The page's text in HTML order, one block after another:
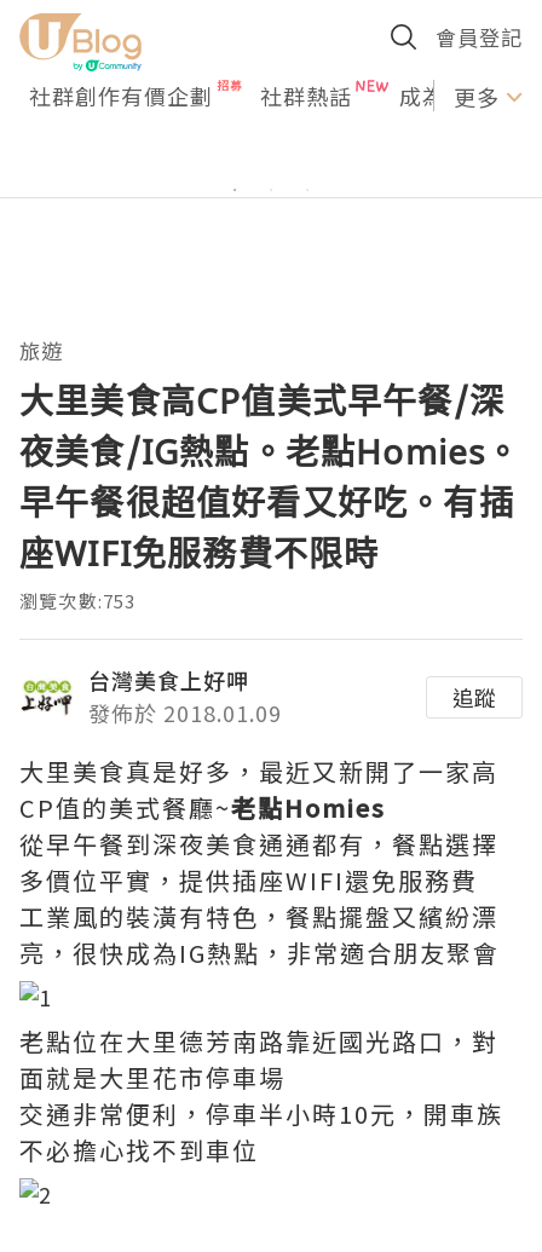
會員登記
社群創作有價企劃 社群熱話 成為U更多
旅遊
大里美食高CP值美式早午餐/深
夜美食/IG熱點。老點Homies。
早午餐很超值好看又好吃。有插
座WIFI免服務費不限時
瀏覽次數:753
台灣美食上好呷
發佈於 2018.01.09
追蹤
大里美食真是好多，最近又新開了一家高
CP值的美式餐廳~老點Homies
從早午餐到深夜美食通通都有，餐點選擇
多價位平實，提供插座WIFI還免服務費
工業風的裝潢有特色，餐點擺盤又繽紛漂
亮，很快成為IG熱點，非常適合朋友聚會
老點位在大里德芳南路靠近國光路口，對
面就是大里花市停車場
交通非常便利，停車半小時10元，開車族
不必擔心找不到車位